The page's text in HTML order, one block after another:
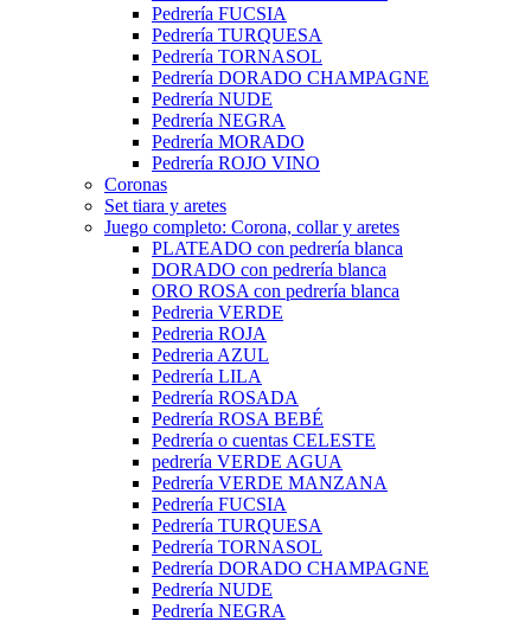
Pedrería FUCSIA
Pedrería TURQUESA
Pedrería TORNASOL
Pedrería DORADO CHAMPAGNE
Pedrería NUDE
Pedrería NEGRA
Pedrería MORADO
Pedrería ROJO VINO
Coronas
Set tiara y aretes
Juego completo: Corona, collar y aretes
PLATEADO con pedrería blanca
DORADO con pedrería blanca
ORO ROSA con pedrería blanca
Pedreria VERDE
Pedreria ROJA
Pedreria AZUL
Pedrería LILA
Pedrería ROSADA
Pedrería ROSA BEBÉ
Pedrería o cuentas CELESTE
pedrería VERDE AGUA
Pedrería VERDE MANZANA
Pedrería FUCSIA
Pedrería TURQUESA
Pedrería TORNASOL
Pedrería DORADO CHAMPAGNE
Pedrería NUDE
Pedrería NEGRA